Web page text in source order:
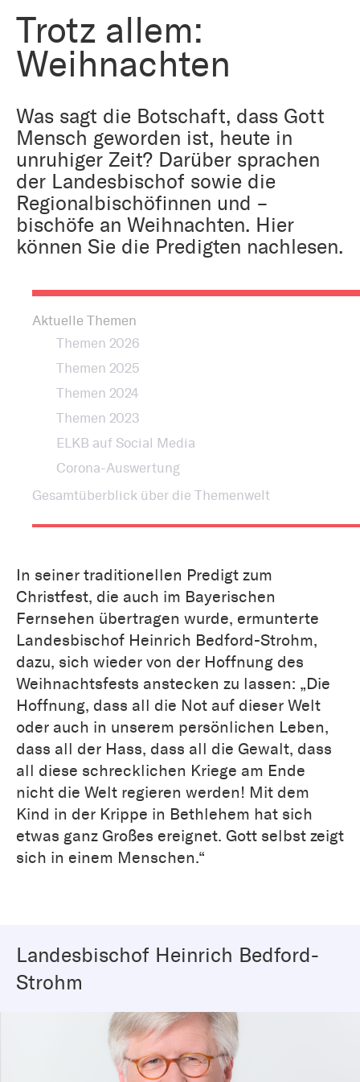
Trotz allem:
Weihnachten
Was sagt die Botschaft, dass Gott
Mensch geworden ist, heute in
unruhiger Zeit? Darüber sprachen
der Landesbischof sowie die
Regionalbischöfinnen und –
bischöfe an Weihnachten. Hier
können Sie die Predigten nachlesen.
Aktuelle Themen
Themen 2026
Themen 2025
Themen 2024
Themen 2023
ELKB auf Social Media
Corona-Auswertung
Gesamtüberblick über die Themenwelt
In seiner traditionellen Predigt zum
Christfest, die auch im Bayerischen
Fernsehen übertragen wurde, ermunterte
Landesbischof Heinrich Bedford-Strohm,
dazu, sich wieder von der Hoffnung des
Weihnachtsfests anstecken zu lassen: „Die
Hoffnung, dass all die Not auf dieser Welt
oder auch in unserem persönlichen Leben,
dass all der Hass, dass all die Gewalt, dass
all diese schrecklichen Kriege am Ende
nicht die Welt regieren werden! Mit dem
Kind in der Krippe in Bethlehem hat sich
etwas ganz Großes ereignet. Gott selbst zeigt
sich in einem Menschen.“
Landesbischof Heinrich Bedford-
Strohm
Kirche und Geld
Reformprozess PUK
Arbeiten bei der Kirche
Kirchenjahr
Religion in der Schule
Kunst
Aktiv gegen Missbrauch
Tourismus
Weltanschauungsfragen
Gegen Rechtsextremismus